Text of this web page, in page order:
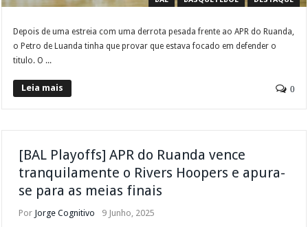
Depois de uma estreia com uma derrota pesada frente ao APR do Ruanda,
o Petro de Luanda tinha que provar que estava focado em defender o
titulo. O ...
Leia mais 0
[BAL Playoffs] APR do Ruanda vence
tranquilamente o Rivers Hoopers e apura-
se para as meias finais
Por Jorge Cognitivo 9 Junho, 2025